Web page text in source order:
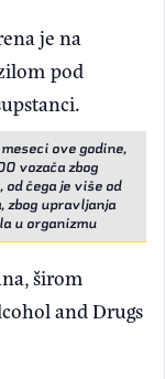
je na
pod
ove godine,
vozača zbog
čega je više od
zbog upravljanja
u organizmu
širom
and Drugs